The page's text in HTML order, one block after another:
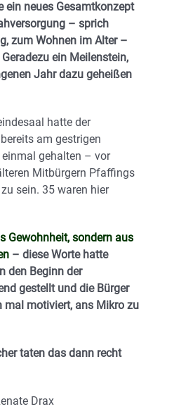
ein neues Gesamtkonzept
– sprich
zum Wohnen im Alter –
ein Meilenstein,
Jahr dazu geheißen
hatte der
am gestrigen
gehalten – vor
Mitbürgern Pfaffings
sein. 35 waren hier
Gewohnheit, sondern aus
– diese Worte hatte
den Beginn der
gestellt und die Bürger
motiviert, ans Mikro zu
taten das dann recht
Drax